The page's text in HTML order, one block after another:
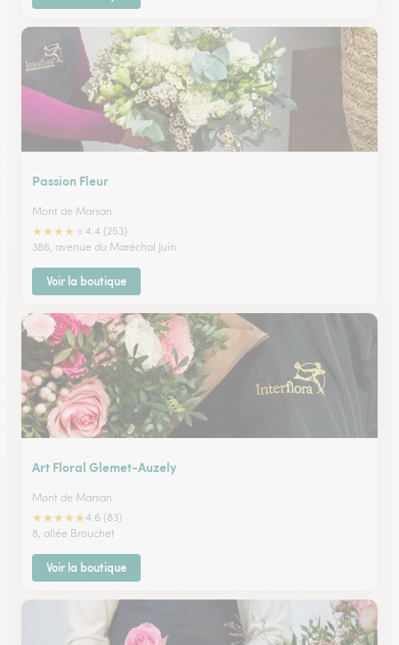
Passion Fleur
Mont de Marsan
★★★★
4.4 (253)
386, avenue du Maréchal Juin
Voir la boutique
Art Floral Glemet-Auzely
Mont de Marsan
★★★★★4.6 (83)
8, allée Brouchet
Voir la boutique